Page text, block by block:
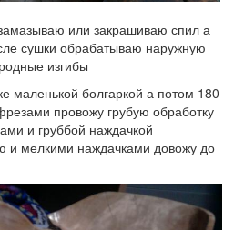
или закрашиваю спил а
сушки обрабатываю наружную
изгибы
маленькой болгаркой а потом 180
провожу грубую обработку
и груббой наждачкой
и мелкими наждачками довожу до